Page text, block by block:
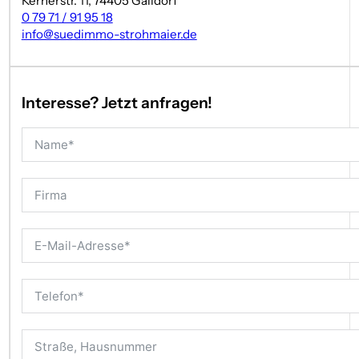
Das City Center zählt zu den wichtigsten
20.000 m² Verkaufsfläche sowie einer starken täglichen
Standortvorteile:
Zentrale Innenstadtlage
Wenige Gehminuten zum Bahnhof
630 Parkplätze im Parkhaus „Kalter Markt“
________________________________________
🍽️ Ideal geeignet für
Fitness- oder Trainingsfläche / Pilates-Studio
Showroom oder Verkaufsfläche
Spezialisierte Handelskonzepte mit PKW-Kundschaft
0 79 71 / 91 95 18
info@suedimmo-strohmaier.de
Interesse? Jetzt anfragen!